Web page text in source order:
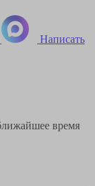
Написать
время